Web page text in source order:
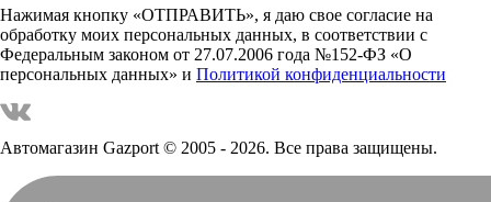
Нажимая кнопку «ОТПРАВИТЬ», я даю свое согласие на
обработку моих персональных данных, в соответствии с
Федеральным законом от 27.07.2006 года №152-ФЗ «О
персональных данных» и Политикой конфиденциальности
Автомагазин Gazport© 2005 - 2026. Все права защищены.